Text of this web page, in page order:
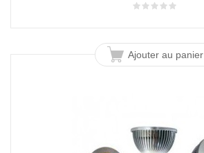
Ajouter au panier